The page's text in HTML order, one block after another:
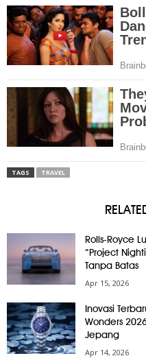
TAGS TRAVEL
Rolls-Royce
“Project
Tanpa Batas
Apr 15, 2026
Inovasi
Wonders
Jepang
Apr 14, 2026